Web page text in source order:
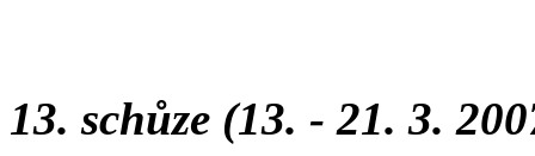
13. schůze (13. - 21. 3.